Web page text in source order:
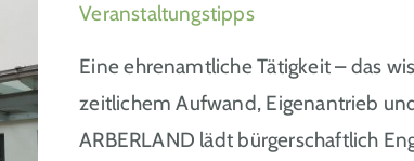
Veranstaltungstipps
Eine ehrenamtliche Tätigkeit – das
zeitlichem Aufwand, Eigenantrieb
ARBERLAND lädt bürgerschaftlich